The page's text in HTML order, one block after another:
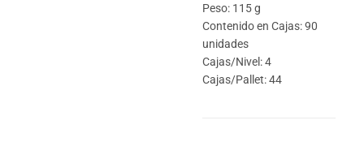
Peso: 115 g
Contenido en Cajas: 90
unidades
Cajas/Nivel: 4
Cajas/Pallet: 44